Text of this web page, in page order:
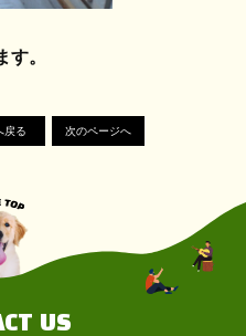
。
戻る 次のページへ
US